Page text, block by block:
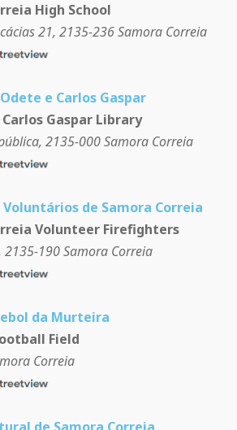
High School
21, 2135-236 Samora Correia
e Carlos Gaspar
Gaspar Library
2135-000 Samora Correia
de Samora Correia
Volunteer Firefighters
2135-190 Samora Correia
da Murteira
Field
Correia